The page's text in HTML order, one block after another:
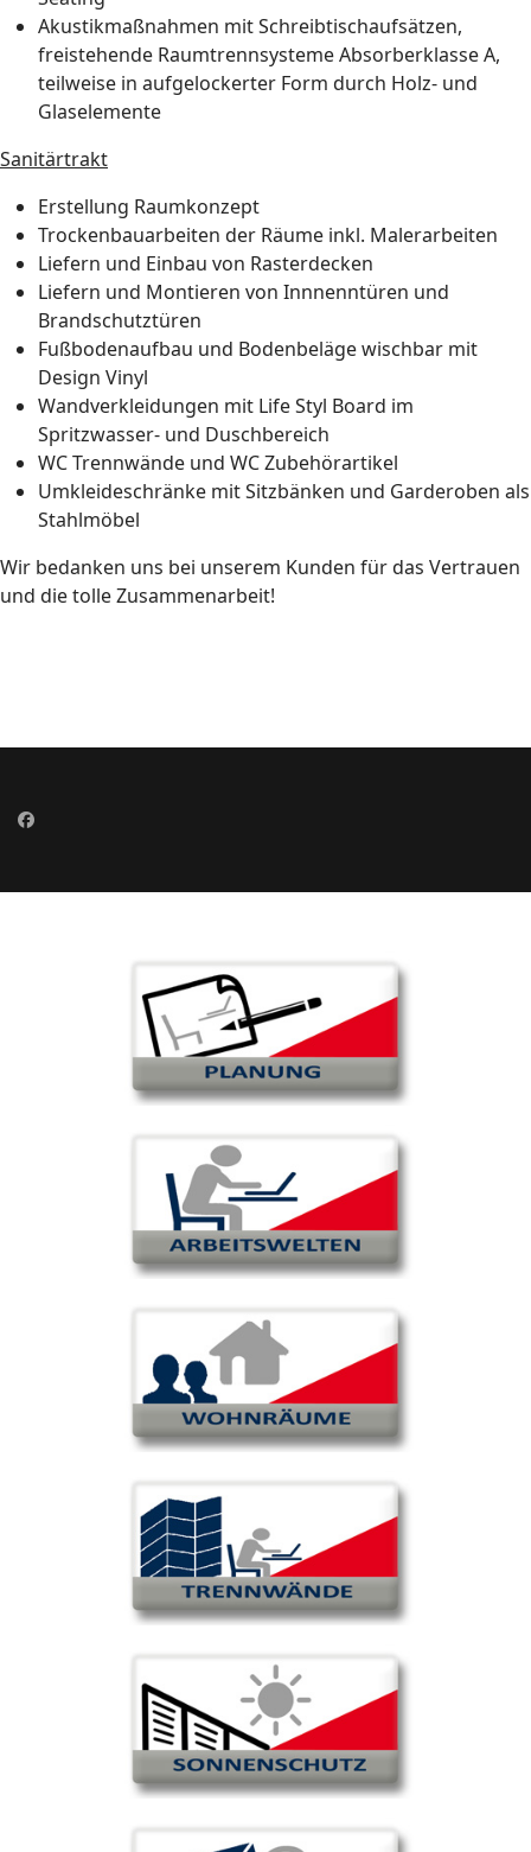
Akustikmaßnahmen mit Schreibtischaufsätzen,
freistehende Raumtrennsysteme Absorberklasse A,
teilweise in aufgelockerter Form durch Holz- und
Glaselemente
Sanitärtrakt
Erstellung Raumkonzept
Trockenbauarbeiten der Räume inkl. Malerarbeiten
Liefern und Einbau von Rasterdecken
Liefern und Montieren von Innnenntüren und
Brandschutztüren
Fußbodenaufbau und Bodenbeläge wischbar mit
Design Vinyl
Wandverkleidungen mit Life Styl Board im
Spritzwasser- und Duschbereich
WC Trennwände und WC Zubehörartikel
Umkleideschränke mit Sitzbänken und Garderoben als
Stahlmöbel
Wir bedanken uns bei unserem Kunden für das Vertrauen
und die tolle Zusammenarbeit!